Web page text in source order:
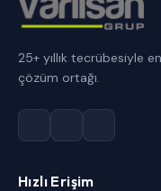
25+ yıllık tecrübesiyle
çözüm ortağı.
Hızlı Erişim